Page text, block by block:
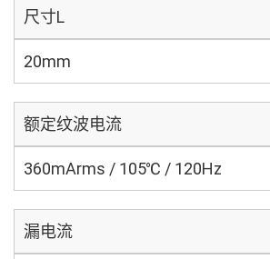
尺寸L
20mm
额定纹波电流
360mArms / 105℃ / 120Hz
漏电流